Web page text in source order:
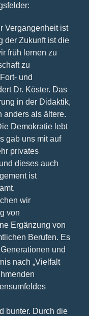
Vergangenheit ist
der Zukunft ist die
früh lernen zu
zu
und
Dr. Köster. Das
in der Didaktik,
anders als ältere.
Demokratie lebt
gab uns mit auf
privates
dieses auch
ist
wir
von
Ergänzung von
Berufen. Es
und
nach „Vielfalt
bunter. Durch die